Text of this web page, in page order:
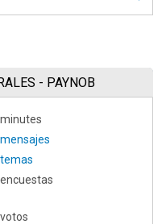
- PAYNOB